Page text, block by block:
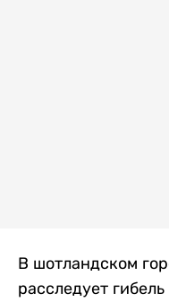
В шотландском
расследует